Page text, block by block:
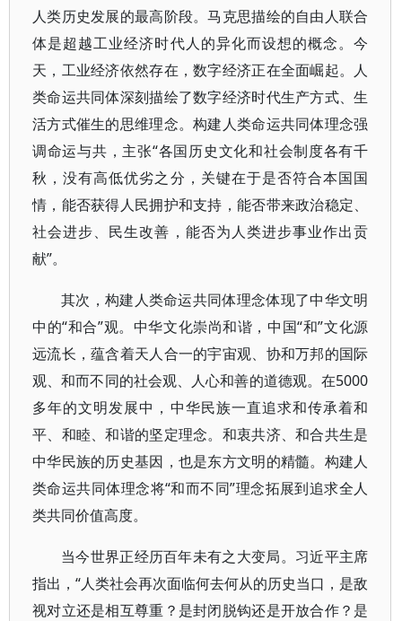
人类历史发展的最高阶段。马克思描绘的自由人联合
体是超越工业经济时代人的异化而设想的概念。今
天，工业经济依然存在，数字经济正在全面崛起。人
类命运共同体深刻描绘了数字经济时代生产方式、生
活方式催生的思维理念。构建人类命运共同体理念强
调命运与共，主张“各国历史文化和社会制度各有千
秋，没有高低优劣之分，关键在于是否符合本国国
情，能否获得人民拥护和支持，能否带来政治稳定、
社会进步、民生改善，能否为人类进步事业作出贡
献”。
其次，构建人类命运共同体理念体现了中华文明
中的“和合”观。中华文化崇尚和谐，中国“和”文化源
远流长，蕴含着天人合一的宇宙观、协和万邦的国际
观、和而不同的社会观、人心和善的道德观。在5000
多年的文明发展中，中华民族一直追求和传承着和
平、和睦、和谐的坚定理念。和衷共济、和合共生是
中华民族的历史基因，也是东方文明的精髓。构建人
类命运共同体理念将“和而不同”理念拓展到追求全人
类共同价值高度。
当今世界正经历百年未有之大变局。习近平主席
指出，“人类社会再次面临何去何从的历史当口，是敌
视对立还是相互尊重？是封闭脱钩还是开放合作？是